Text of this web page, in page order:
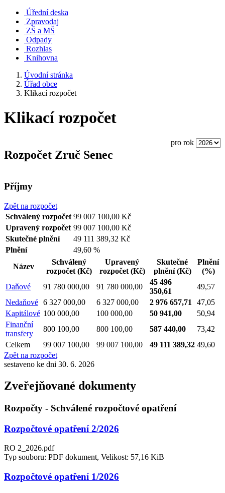
Úřední deska
Zpravodaj
ZŠ a MŠ
Odpady
Rozhlas
Knihovna
Úvodní stránka
Úřad obce
Klikací rozpočet
Klikací rozpočet
pro rok
Rozpočet Zruč Senec
Příjmy
Zpět na rozpočet
Schválený rozpočet 99 007 100,00 Kč
Upravený rozpočet 99 007 100,00 Kč
Skutečné plnění
49 111 389,32 Kč
Plnění
49,60 %
Název
Schválený
rozpočet (Kč)
Upravený
rozpočet (Kč)
Skutečné
plnění(Kč)
Plnění
(%)
Daňové
91 780 000,00 91 780 000,00
45 496
350,61
49,57
Nedaňové 6 327 000,00 6 327 000,00 2 976 657,71
47,05
Kapitálové 100 000,00 100 000,00 50 941,00
50,94
Finanční
transfery
800 100,00 800 100,00 587 440,00
73,42
Celkem
99 007 100,00 99 007 100,00 49 111 389,32 49,60
Zpět na rozpočet
sestaveno ke dni 30. 6. 2026
Zveřejňované dokumenty
Rozpočty - Schválené rozpočtové opatření
Rozpočtové opatření 2/2026
RO 2_2026.pdf
Typ souboru: PDF dokument, Velikost: 57,16 KiB
Rozpočtové opatření 1/2026